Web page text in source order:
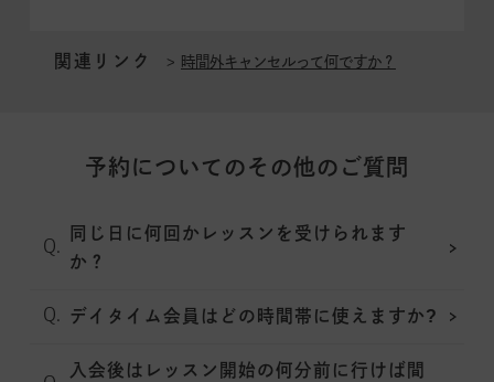
関連リンク 時間外キャンセルって何ですか？
予約についてのその他のご質問
同じ日に何回かレッスンを受けられます
か？
デイタイム会員はどの時間帯に使えますか?
入会後はレッスン開始の何分前に行けば間